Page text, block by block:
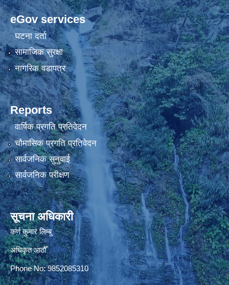
eGov services
घटना दर्ता
सामाजिक सुरक्षा
नागरिक वडापत्र
Reports
वार्षिक प्रगति प्रतिवेदन
चौमासिक प्रगति प्रतिवेदन
सार्वजनिक सुनुवाई
सार्वजनिक परीक्षण
सूचना अधिकारी
कर्ण कुमार लिम्बु
अधिकृत आठौँ
Phone No: 9852085310